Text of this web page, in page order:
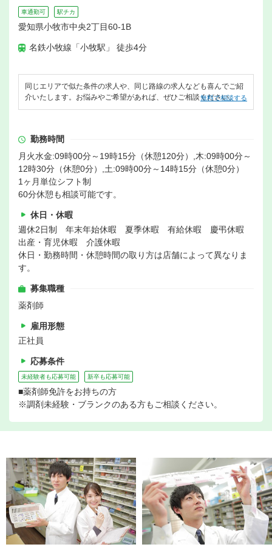
車通勤可 駅チカ
愛知県小牧市中央2丁目60-1B
名鉄小牧線「小牧駅」 徒歩4分
同じエリアで似た条件の求人や、同じ路線の求人なども喜んでご紹
介いたします。お悩みやご希望があれば、ぜひご相談ください。
無料で相談する
勤務時間
月火水金:09時00分～19時15分（休憩120分）,木:09時00分～
12時30分（休憩0分）,土:09時00分～14時15分（休憩0分）
1ヶ月単位シフト制
60分休憩も相談可能です。
休日・休暇
週休2日制 年末年始休暇 夏季休暇 有給休暇 慶弔休暇
出産・育児休暇 介護休暇
休日・勤務時間・休憩時間の取り方は店舗によって異なりま
す。
募集職種
薬剤師
雇用形態
正社員
応募条件
未経験者も応募可能 新卒も応募可能
■薬剤師免許をお持ちの方
※調剤未経験・ブランクのある方もご相談ください。